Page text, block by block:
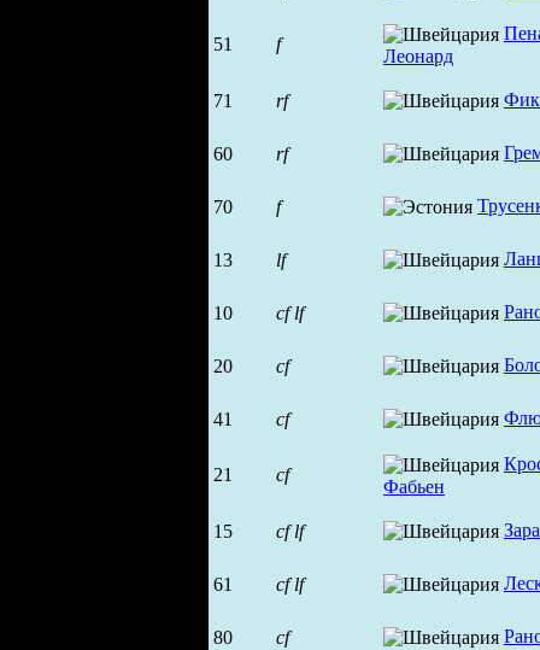
51 f
Леонард
71 rf
60 rf
70 f
13 lf
10 cf lf
20 cf
41 cf
21 cf
Фабьен
15 cf lf
61 cf lf
80 cf